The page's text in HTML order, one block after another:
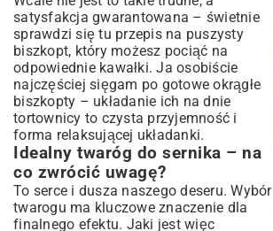
satysfakcja gwarantowana – świetnie
sprawdzi się tu przepis na puszysty
biszkopt, który możesz pociąć na
odpowiednie kawałki. Ja osobiście
najczęściej sięgam po gotowe okrągłe
biszkopty – układanie ich na dnie
tortownicy to czysta przyjemność i
forma relaksującej układanki.
Idealny twaróg do sernika – na
co zwrócić uwagę?
To serce i dusza naszego deseru. Wybór
twarogu ma kluczowe znaczenie dla
finalnego efektu. Jaki jest więc